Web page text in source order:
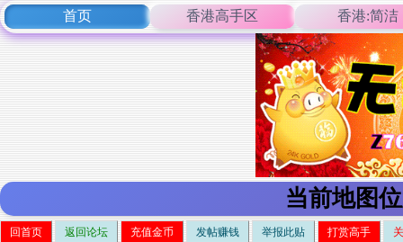
首页 香港高手区 香港:简洁
当前地图
回首页 返回论坛 充值金币 发帖赚钱 举报此贴 打赏高手